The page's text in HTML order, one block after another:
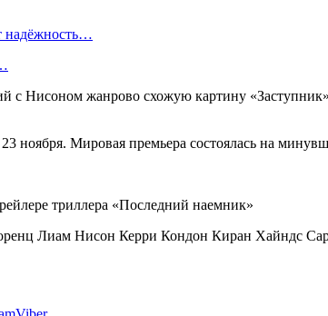
надёжность…
с Нисоном жанрово схожую картину
ноября. Мировая премьера состоялась на
Лиам Нисон Керри Кондон Киран Хайндс